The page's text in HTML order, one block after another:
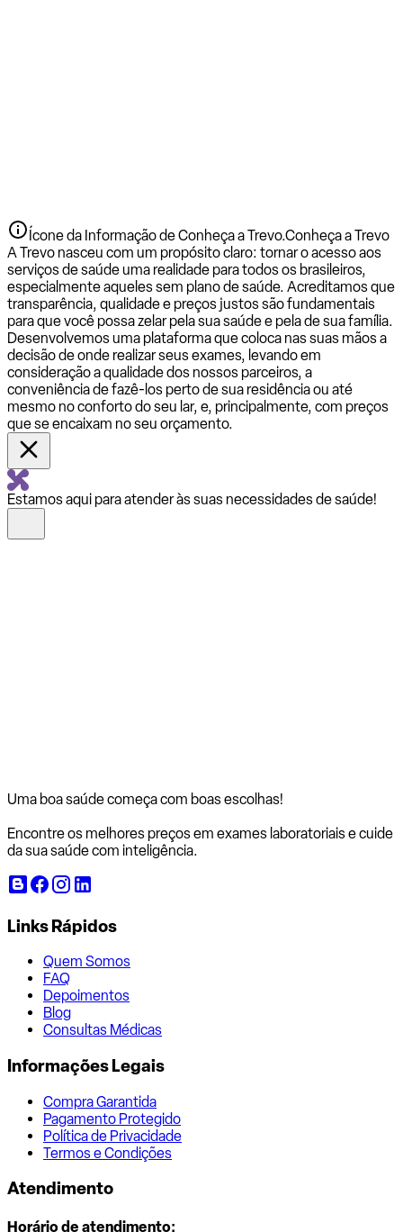
Ícone da Informação de Conheça a Trevo.Conheça a Trevo
A Trevo nasceu com um propósito claro: tornar o acesso aos
serviços de saúde uma realidade para todos os brasileiros,
especialmente aqueles sem plano de saúde. Acreditamos que
transparência, qualidade e preços justos são fundamentais
para que você possa zelar pela sua saúde e pela de sua família.
Desenvolvemos uma plataforma que coloca nas suas mãos a
decisão de onde realizar seus exames, levando em
consideração a qualidade dos nossos parceiros, a
conveniência de fazê-los perto de sua residência ou até
mesmo no conforto do seu lar, e, principalmente, com preços
que se encaixam no seu orçamento.
Estamos aqui para atender às suas necessidades de saúde!
Uma boa saúde começa com boas escolhas!
Encontre os melhores preços em exames laboratoriais e cuide
da sua saúde com inteligência.
Links Rápidos
Quem Somos
FAQ
Depoimentos
Blog
Consultas Médicas
Informações Legais
Compra Garantida
Pagamento Protegido
Política de Privacidade
Termos e Condições
Atendimento
Horário de atendimento: